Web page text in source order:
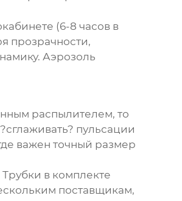
(6-8 часов в
прозрачности,
Аэрозоль
распылителем, то
пульсации
важен точный размер
в комплекте
поставщикам,